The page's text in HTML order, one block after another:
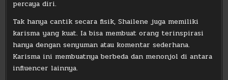
percaya diri.
Tak hanya cantik secara fisik, Shailene juga memiliki
karisma yang kuat. Ia bisa membuat orang terinspirasi
hanya dengan senyuman atau komentar sederhana.
Karisma ini membuatnya berbeda dan menonjol di antara
influencer lainnya.